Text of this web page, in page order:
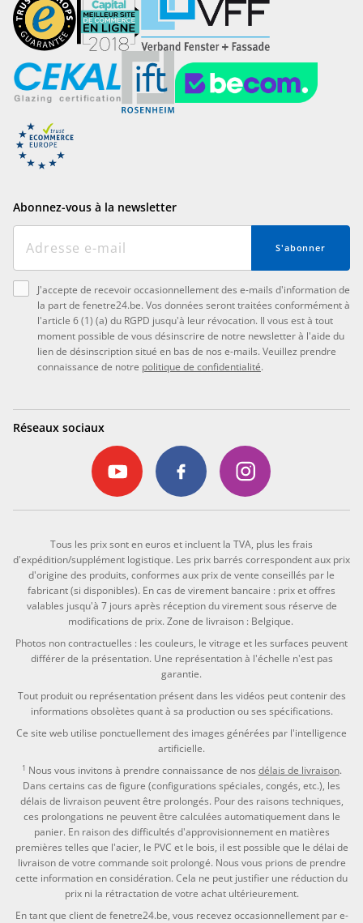
Abonnez-vous à la newsletter
S'abonner
J'accepte de recevoir occasionnellement des e-mails d'information de
la part de fenetre24.be. Vos données seront traitées conformément à
l'article 6 (1) (a) du RGPD jusqu'à leur révocation. Il vous est à tout
moment possible de vous désinscrire de notre newsletter à l'aide du
lien de désinscription situé en bas de nos e-mails. Veuillez prendre
connaissance de notre politique de confidentialité.
Réseaux sociaux
Tous les prix sont en euros et incluent la TVA, plus les frais
d'expédition/supplément logistique. Les prix barrés correspondent aux prix
d'origine des produits, conformes aux prix de vente conseillés par le
fabricant (si disponibles). En cas de virement bancaire : prix et offres
valables jusqu'à 7 jours après réception du virement sous réserve de
modifications de prix. Zone de livraison : Belgique.
Photos non contractuelles : les couleurs, le vitrage et les surfaces peuvent
différer de la présentation. Une représentation à l'échelle n'est pas
garantie.
Tout produit ou représentation présent dans les vidéos peut contenir des
informations obsolètes quant à sa production ou ses spécifications.
Ce site web utilise ponctuellement des images générées par l'intelligence
artificielle.
1 Nous vous invitons à prendre connaissance de nos délais de livraison.
Dans certains cas de figure (configurations spéciales, congés, etc.), les
délais de livraison peuvent être prolongés. Pour des raisons techniques,
ces prolongations ne peuvent être calculées automatiquement dans le
panier. En raison des difficultés d'approvisionnement en matières
premières telles que l'acier, le PVC et le bois, il est possible que le délai de
livraison de votre commande soit prolongé. Nous vous prions de prendre
cette information en considération. Cela ne peut justifier une réduction du
prix ni la rétractation de votre achat ultérieurement.
En tant que client de fenetre24.be, vous recevez occasionnellement par e-